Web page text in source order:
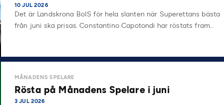
10 JUL 2026
Det är Landskrona BoIS för hela slanten när Superettans bästa
från juni ska prisas. Constantino Capotondi har röstats fram…
MÅNADENS SPELARE
Rösta på Månadens Spelare i juni
3 JUL 2026